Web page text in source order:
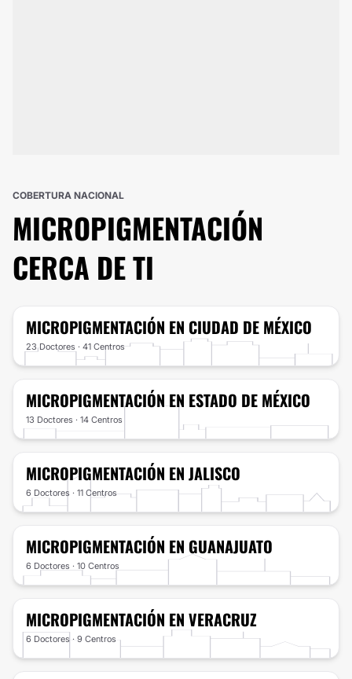
COBERTURA NACIONAL
MICROPIGMENTACIÓN
CERCA DE TI
MICROPIGMENTACIÓN EN CIUDAD DE MÉXICO
23 Doctores · 41 Centros
MICROPIGMENTACIÓNEN ESTADO DE MÉXICO
13 Doctores · 14 Centros
MICROPIGMENTACIÓN EN JALISCO
6 Doctores · 11 Centros
MICROPIGMENTACIÓN EN GUANAJUATO
6 Doctores · 10 Centros
MICROPIGMENTACIÓN EN VERACRUZ
6 Doctores · 9 Centros